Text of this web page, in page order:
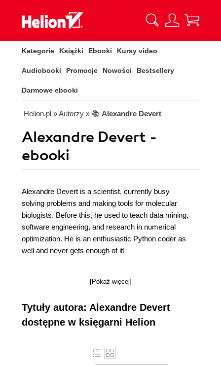
Kategorie Książki Ebooki Kursy video
Audiobooki Promocje Nowości Bestsellery
Darmowe ebooki
Helion.pl » Autorzy » 📚 Alexandre Devert
Alexandre Devert -
ebooki
Alexandre Devert is a scientist, currently busy
solving problems and making tools for molecular
biologists. Before this, he used to teach data mining,
software engineering, and research in numerical
optimization. He is an enthusiastic Python coder as
well and never gets enough of it!
[Pokaż więcej]
Tytuły autora: Alexandre Devert
dostępne w księgarni Helion